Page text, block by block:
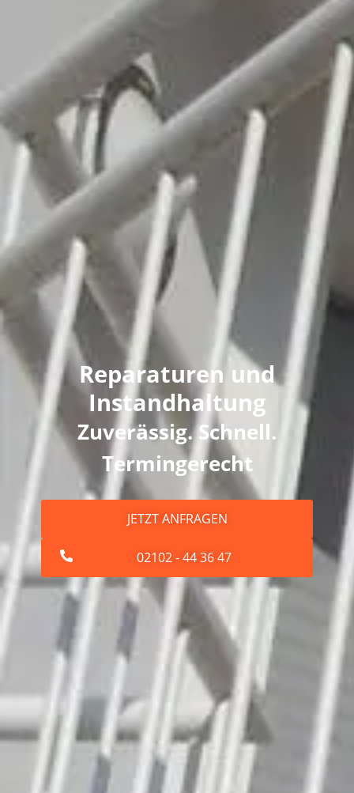
Reparaturen und
Instandhaltung
Zuverässig. Schnell.
Termingerecht
JETZT ANFRAGEN
02102 - 44 36 47